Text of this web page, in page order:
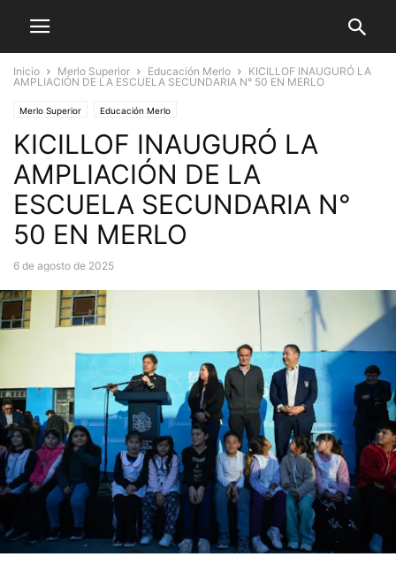
Inicio Merlo Superior Educación Merlo
KICILLOF INAUGURÓ LA
AMPLIACIÓN DE LA ESCUELA SECUNDARIA N° 50 EN MERLO
Merlo Superior Educación Merlo
KICILLOF INAUGURÓ LA
AMPLIACIÓN DE LA
ESCUELA SECUNDARIA N°
50 EN MERLO
6 de agosto de 2025